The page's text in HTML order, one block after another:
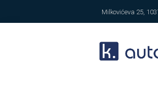
Milkovićeva 25,